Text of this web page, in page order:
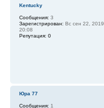
Kentucky
Сообщения: 3
Зарегистрирован: Вс сен 22, 2019
20:08
Репутация: 0
Юра 77
Сообщения: 1